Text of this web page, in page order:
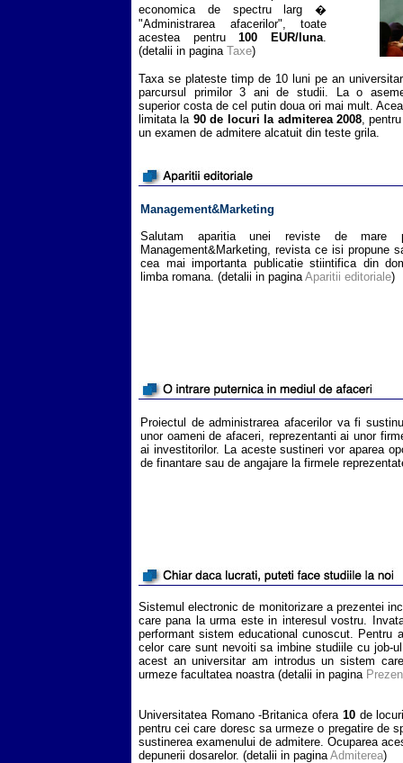
economica de spectru larg �
"Administrarea afacerilor", toate
acestea pentru100 EUR/luna.
(detalii in pagina Taxe)
Taxa se plateste timp de 10 luni pe an
parcursul primilor 3 ani de studii. La o
superior costa de cel putin doua ori mai mult.
limitata la 90 de locuri la admiterea 2008,
un examen de admitere alcatuit din teste grila.
Management&Marketing
Salutam aparitia unei reviste de mare
Management&Marketing, revista ce isi propune
cea mai importanta publicatie stiintifica din
limba romana. (detalii in paginaAparitii editoriale)
Proiectul de administrarea afacerilor va fi
unor oameni de afaceri, reprezentanti ai unor
ai investitorilor. La aceste sustineri vor aparea
de finantare sau de angajare la firmele
Sistemul electronic de monitorizare a prezentei
care pana la urma este in interesul vostru.
performant sistem educational cunoscut. Pentru
celor care sunt nevoiti sa imbine studiile cu job-
acest an universitar am introdus un sistem
urmeze facultatea noastra (detalii in pagina
Universitatea Romano -Britanica ofera 10de
pentru cei care doresc sa urmeze o pregatire de
sustinerea examenului de admitere. Ocuparea
depunerii dosarelor. (detalii in paginaAdmiterea)